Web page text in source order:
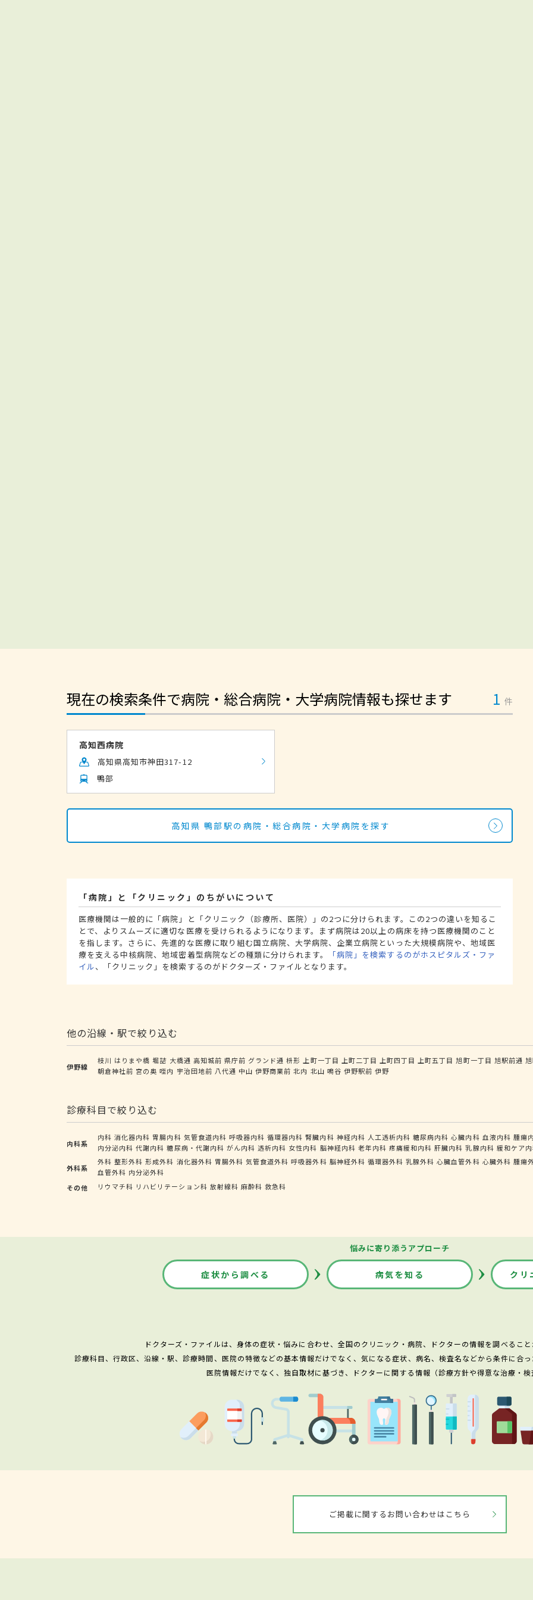
現在の検索条件で病院・総合病院・大学病院情報も探せます 1 件
高知西病院
高知県高知市神田317-12
鴨部
高知県 鴨部駅の病院・総合病院・大学病院を探す
「病院」と「クリニック」のちがいについて
医療機関は一般的に「病院」と「クリニック（診療所、医院）」の2つに分けられます。この2つの違いを知るこ
とで、よりスムーズに適切な医療を受けられるようになります。まず病院は20以上の病床を持つ医療機関のこと
を指します。さらに、先進的な医療に取り組む国立病院、大学病院、企業立病院といった大規模病院や、地域医
療を支える中核病院、地域密着型病院などの種類に分けられます。
「病院」を検索するのがホスピタルズ・ファ
イル、「クリニック」を検索するのがドクターズ・ファイルとなります。
他の沿線・駅で絞り込む
伊野線
枝川 はりまや橋 堀詰 大橋通 高知城前 県庁前 グランド通 枡形 上町一丁目 上町二丁目 上町四丁目 上町五丁目 旭町一丁目 旭駅前通
朝倉神社前 宮の奥 咥内 宇治団地前 八代通 中山 伊野商業前 北内 北山 鳴谷 伊野駅前 伊野
診療科目で絞り込む
内科系
内科 消化器内科 胃腸内科 気管食道内科 呼吸器内科 循環器内科 腎臓内科 神経内科 人工透析内科 糖尿病内科 心臓内科 血液内科 腫瘍
内分泌内科 代謝内科 糖尿病・代謝内科 がん内科 透析内科 女性内科 脳神経内科 老年内科 疼痛緩和内科 肝臓内科 乳腺内科 緩和ケア
外科系
外科 整形外科 形成外科 消化器外科 胃腸外科 気管食道外科 呼吸器外科 脳神経外科 循環器外科 乳腺外科 心臓血管外科 心臓外科 腫瘍
血管外科 内分泌外科
その他
リウマチ科 リハビリテーション科 放射線科 麻酔科 救急科
悩みに寄り添うアプローチ
症状から調べる 病気を知る クリ
ドクターズ・ファイルは、身体の症状・悩みに合わせ、全国のクリニック・病院、ドクターの情報を調べること
診療科目、行政区、沿線・駅、診療時間、医院の特徴などの基本情報だけでなく、気になる症状、病名、検査名などから条件に合
医院情報だけでなく、独自取材に基づき、ドクターに関する情報（診療方針や得意な治療・検
ご掲載に関するお問い合わせはこちら